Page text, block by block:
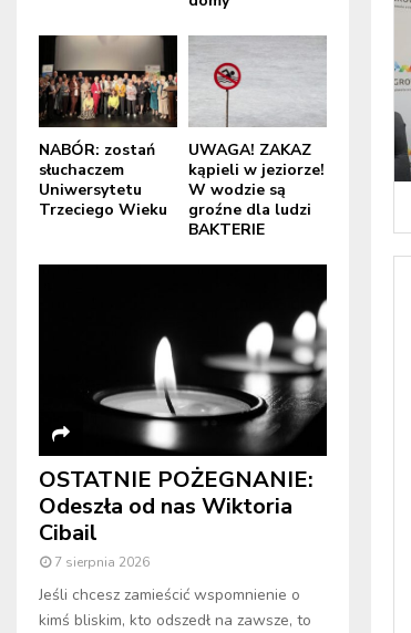
NABÓR: zostań
słuchaczem
Uniwersytetu
Trzeciego Wieku
UWAGA! ZAKAZ
kąpieli w jeziorze!
W wodzie są
groźne dla ludzi
BAKTERIE
OSTATNIE POŻEGNANIE:
Odeszła od nas Wiktoria
Cibail
7 sierpnia 2026
Jeśli chcesz zamieścić wspomnienie o
kimś bliskim, kto odszedł na zawsze, to